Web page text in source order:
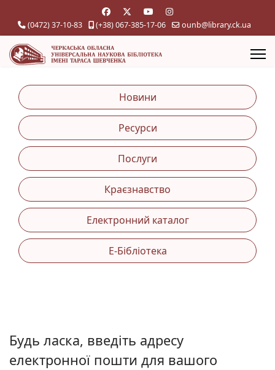
(0472) 37-10-83 (+38) 067-385-17-06 ounb@library.ck.ua
Новини
Ресурси
Послуги
Краєзнавство
Електронний каталог
Е-Бібліотека
Будь ласка, введіть адресу
електронної пошти для вашого